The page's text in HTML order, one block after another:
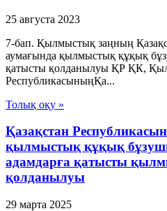
25 августа 2023
7-бап. Қылмыстық заңның
аумағында қылмыстық құқық
қатысты қолданылуы ҚР ҚК,
РеспубликасыныңҚа...
Толық оқу »
Қазақстан
қылмыстық құқық
адамдарға қатысты
қолданылуы
29 марта 2025